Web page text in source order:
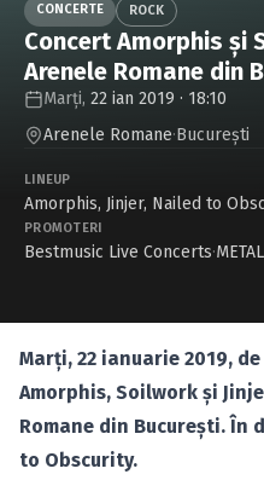
CONCERTE
ROCK
Concert Amorphis şi
Arenele Romane din
Marți, 22 ian 2019 · 18:10
Arenele Romane·Bucureşti
LINEUP
Amorphis, Jinjer, Nailed to
PROMOTERI
Bestmusic Live Concerts·
Marţi, 22 ianuarie 2019,
Amorphis, Soilwork şi
Romane din Bucureşti. În
to Obscurity.